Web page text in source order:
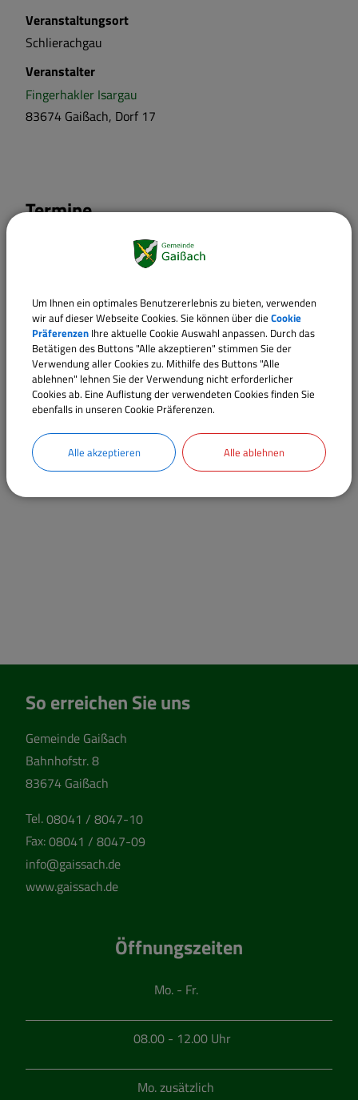
Termine
09:00
Veranstaltungsort
Schlierachgau
Veranstalter
Fingerhakler Isargau
83674 Gaißach, Dorf 17
So erreichen Sie uns
Gemeinde Gaißach
Bahnhofstr. 8
83674 Gaißach
Tel.08041 / 8047-10
Fax:08041 / 8047-09
info@gaissach.de
www.gaissach.de
Öffnungszeiten
Mo. - Fr.
08.00 - 12.00 Uhr
Mo. zusätzlich
Um Ihnen ein optimales Benutzererlebnis zu bieten, verwenden
wir auf dieser Webseite Cookies. Sie können über die Cookie
Präferenzen Ihre aktuelle Cookie Auswahl anpassen. Durch das
Betätigen des Buttons "Alle akzeptieren" stimmen Sie der
Verwendung aller Cookies zu. Mithilfe des Buttons "Alle
ablehnen" lehnen Sie der Verwendung nicht erforderlicher
Cookies ab. Eine Auflistung der verwendeten Cookies finden Sie
ebenfalls in unseren Cookie Präferenzen.
Alle akzeptieren Alle ablehnen